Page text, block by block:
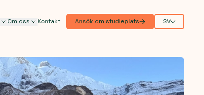
Om oss Kontakt Ansök om studieplats SV